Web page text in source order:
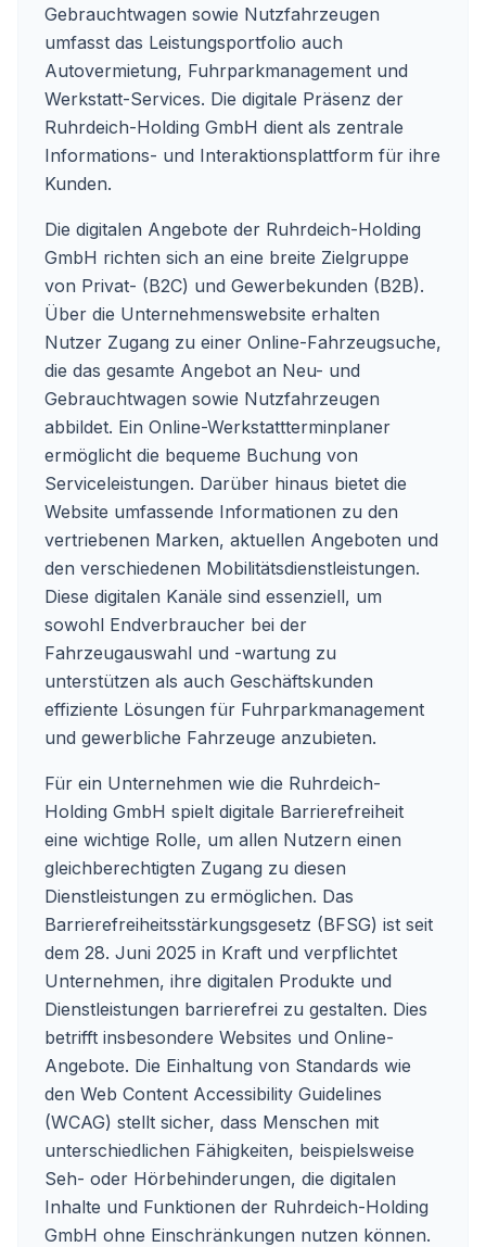
Gebrauchtwagen sowie Nutzfahrzeugen
umfasst das Leistungsportfolio auch
Autovermietung, Fuhrparkmanagement und
Werkstatt-Services. Die digitale Präsenz der
Ruhrdeich-Holding GmbH dient als zentrale
Informations- und Interaktionsplattform für ihre
Kunden.
Die digitalen Angebote der Ruhrdeich-Holding
GmbH richten sich an eine breite Zielgruppe
von Privat- (B2C) und Gewerbekunden (B2B).
Über die Unternehmenswebsite erhalten
Nutzer Zugang zu einer Online-Fahrzeugsuche,
die das gesamte Angebot an Neu- und
Gebrauchtwagen sowie Nutzfahrzeugen
abbildet. Ein Online-Werkstattterminplaner
ermöglicht die bequeme Buchung von
Serviceleistungen. Darüber hinaus bietet die
Website umfassende Informationen zu den
vertriebenen Marken, aktuellen Angeboten und
den verschiedenen Mobilitätsdienstleistungen.
Diese digitalen Kanäle sind essenziell, um
sowohl Endverbraucher bei der
Fahrzeugauswahl und -wartung zu
unterstützen als auch Geschäftskunden
effiziente Lösungen für Fuhrparkmanagement
und gewerbliche Fahrzeuge anzubieten.
Für ein Unternehmen wie die Ruhrdeich-
Holding GmbH spielt digitale Barrierefreiheit
eine wichtige Rolle, um allen Nutzern einen
gleichberechtigten Zugang zu diesen
Dienstleistungen zu ermöglichen. Das
Barrierefreiheitsstärkungsgesetz (BFSG) ist seit
dem 28. Juni 2025 in Kraft und verpflichtet
Unternehmen, ihre digitalen Produkte und
Dienstleistungen barrierefrei zu gestalten. Dies
betrifft insbesondere Websites und Online-
Angebote. Die Einhaltung von Standards wie
den Web Content Accessibility Guidelines
(WCAG) stellt sicher, dass Menschen mit
unterschiedlichen Fähigkeiten, beispielsweise
Seh- oder Hörbehinderungen, die digitalen
Inhalte und Funktionen der Ruhrdeich-Holding
GmbH ohne Einschränkungen nutzen können.